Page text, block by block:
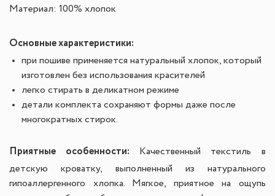
Материал: 100% хлопок
Основные характеристики:
при пошиве применяется натуральный хлопок, который
изготовлен без использования красителей
легко стирать в деликатном режиме
детали комплекта сохраняют формы даже после
многократных стирок.
Приятные особенности:
Качественный текстиль в
детскую кроватку, выполненный из натурального
гипоаллергенного хлопка. Мягкое, приятное на ощупь